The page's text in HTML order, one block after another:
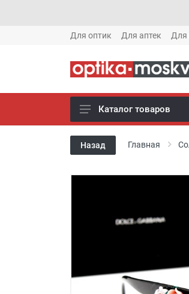
Для оптик Для аптек Для
Новое готовые очки (1621)
Новое солнце (1613)
Готовые очки (3769)
Футляры и мешки (1412)
Красота и здоровье (353)
Каталог товаров
Назад Главная